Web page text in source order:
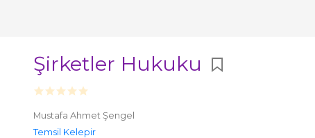
Şirketler Hukuku
Mustafa Ahmet Şengel
Temsil Kelepir